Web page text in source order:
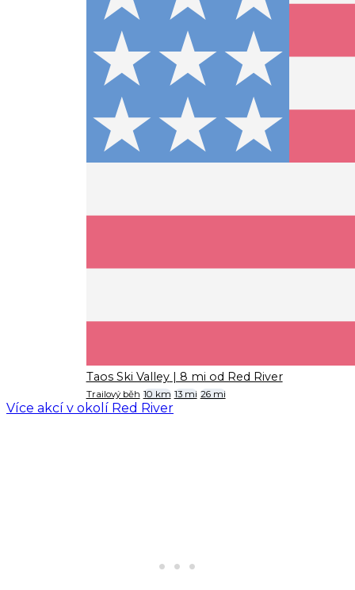
Taos Ski Valley | 8 mi od Red River
Trailový běh 10 km 13 mi 26 mi
Více akcí v okolí Red River